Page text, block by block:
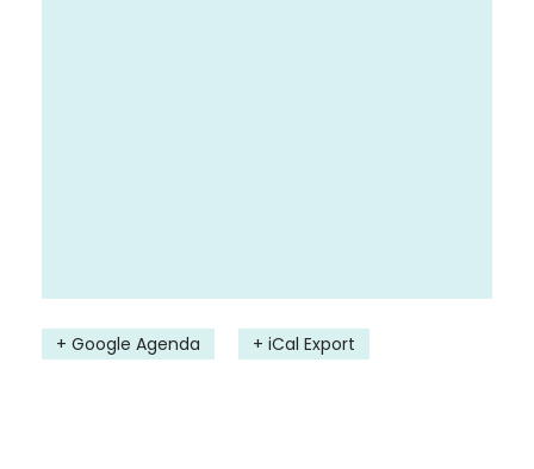
+ Google Agenda + iCal Export